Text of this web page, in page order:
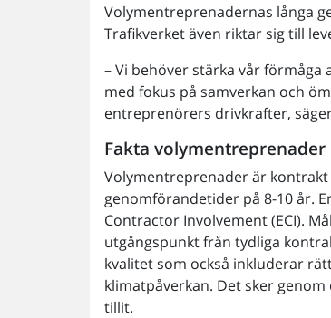
Volymentreprenadernas långa
Trafikverket även riktar sig till
– Vi behöver stärka vår
med fokus på samverkan och
entreprenörers drivkrafter,
Fakta volymentreprenader
Volymentreprenader är
genomförandetider på 8-10 år.
Contractor Involvement (ECI).
utgångspunkt från tydliga
kvalitet som också inkluderar
klimatpåverkan. Det sker
tillit.